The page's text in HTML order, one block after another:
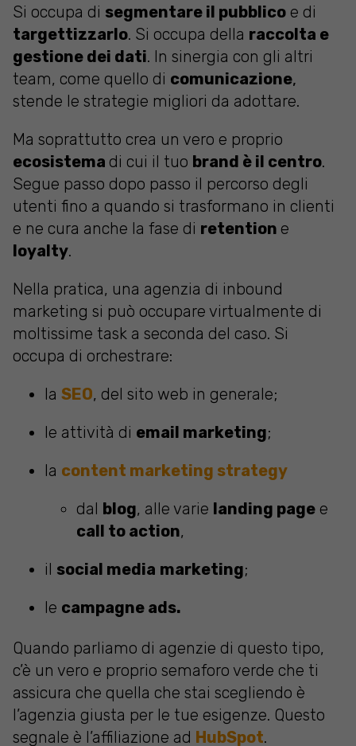
Si occupa di segmentare il pubblico e di
targettizzarlo. Si occupa della raccolta e
gestione dei dati. In sinergia con gli altri
team, come quello di comunicazione,
stende le strategie migliori da adottare.
Ma soprattutto crea un vero e proprio
ecosistema di cui il tuo brand è il centro.
Segue passo dopo passo il percorso degli
utenti fino a quando si trasformano in clienti
e ne cura anche la fase di retention e
loyalty.
Nella pratica, una agenzia di inbound
marketing si può occupare virtualmente di
moltissime task a seconda del caso. Si
occupa di orchestrare:
la SEO, del sito web in generale;
le attività di email marketing;
la content marketing strategy
dal blog, alle varie landing page e
call to action,
il social media marketing;
le campagne ads.
Quando parliamo di agenzie di questo tipo,
c’è un vero e proprio semaforo verde che ti
assicura che quella che stai scegliendo è
l’agenzia giusta per le tue esigenze. Questo
segnale è l’affiliazione ad HubSpot.